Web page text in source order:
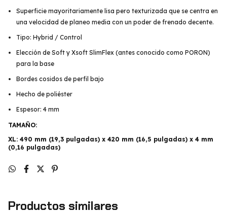
Superficie mayoritariamente lisa pero texturizada que se centra en
una velocidad de planeo media con un poder de frenado decente.
Tipo: Hybrid / Control
Elección de Soft y Xsoft SlimFlex (antes conocido como PORON)
para la base
Bordes cosidos de perfil bajo
Hecho de poliéster
Espesor: 4 mm
TAMAÑO:
XL: 490 mm (19,3 pulgadas) x 420 mm (16,5 pulgadas) x 4 mm
(0,16 pulgadas)
Productos similares